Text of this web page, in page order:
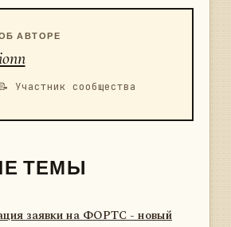
АВТОРЕ
📝 Участник сообщества
ТЕМЫ
заявки на ФОРТС - новый